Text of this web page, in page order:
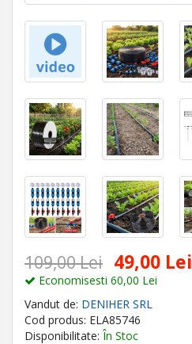
109,00 Lei 49,00 Lei
Economisesti 60,00 Lei
Vandut de: DENIHER SRL
Cod produs: ELA85746
Disponibilitate: În Stoc